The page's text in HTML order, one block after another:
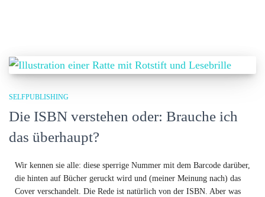
SELFPUBLISHING
Die ISBN verstehen oder: Brauche ich
das überhaupt?
Wir kennen sie alle: diese sperrige Nummer mit dem Barcode darüber,
die hinten auf Bücher geruckt wird und (meiner Meinung nach) das
Cover verschandelt. Die Rede ist natürlich von der ISBN. Aber was